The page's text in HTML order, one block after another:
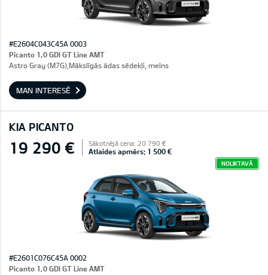
#E2604C043C45A 0003
Picanto 1,0 GDI GT Line AMT
Astro Gray (M7G),Mākslīgās ādas sēdekļi, melns
MAN INTERESĒ
KIA PICANTO
19 290 € Sākotnējā cena: 20 790 €
Atlaides apmērs: 1 500 €
NOLIKTAVĀ
#E2601C076C45A 0002
Picanto 1,0 GDI GT Line AMT